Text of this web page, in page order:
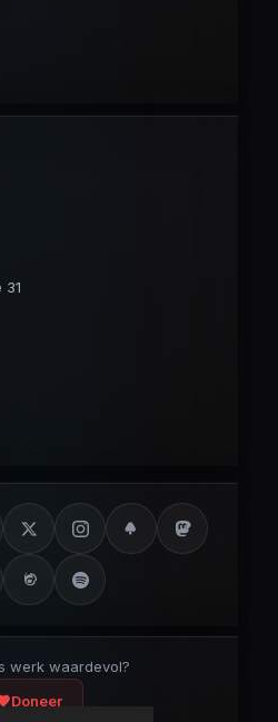
31
werk waardevol?
Doneer